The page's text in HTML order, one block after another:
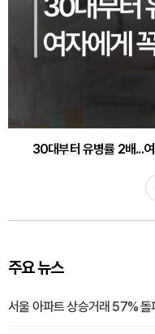
30대부터 유병률 2배...
주요 뉴스
서울 아파트 상승거래 57%